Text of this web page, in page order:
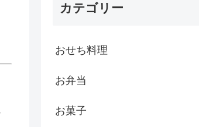
カテゴリー
おせち料理
お弁当
お菓子